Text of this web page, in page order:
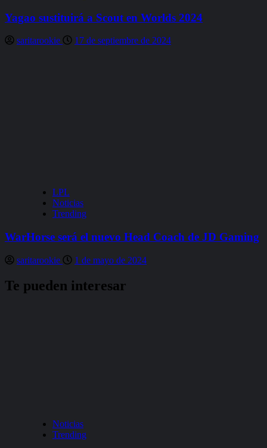
Yagao sustituirá a Scout en Worlds 2024
saritarookie 17 de septiembre de 2024
LPL
Noticias
Trending
WarHorse será el nuevo Head Coach de JD Gaming
saritarookie 1 de mayo de 2024
Te pueden interesar
Noticias
Trending